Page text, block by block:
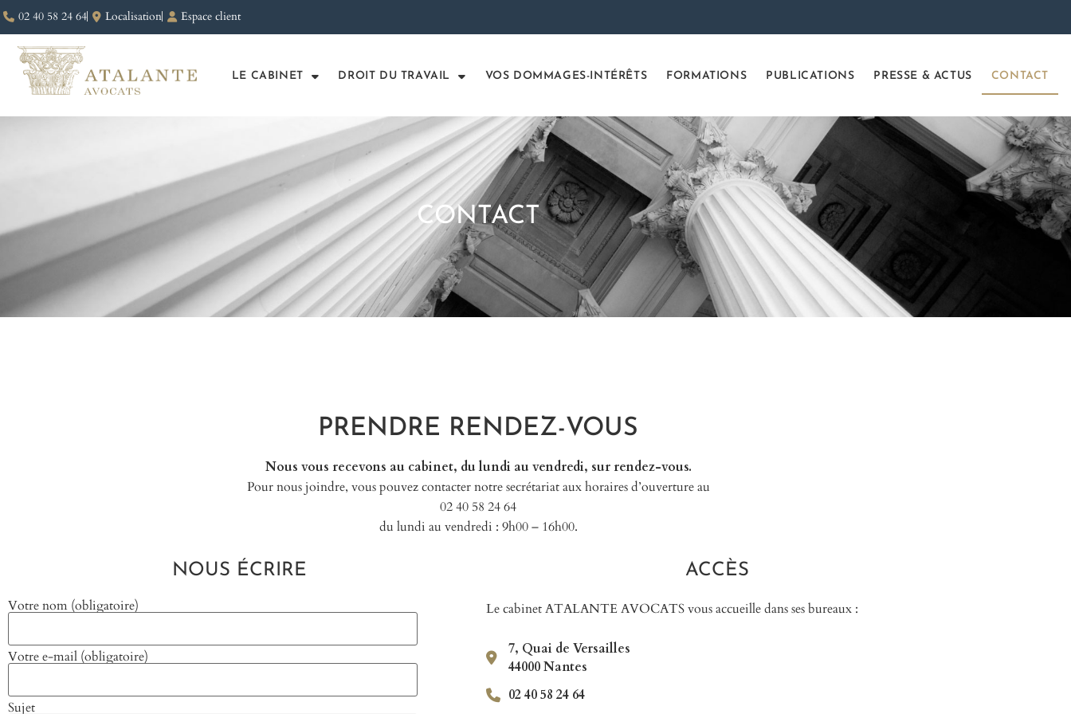
02 40 58 24 64 Localisation Espace client
LE CABINET DROIT DU TRAVAIL VOS DOMMAGES-INTÉRÊTS FORMATIONS PUBLICATIONS PRESSE & ACTUS CONTACT
CONTACT
PRENDRE RENDEZ-VOUS
Nous vous recevons au cabinet, du lundi au vendredi, sur rendez-vous.
Pour nous joindre, vous pouvez contacter notre secrétariat aux horaires d’ouverture au
02 40 58 24 64
du lundi au vendredi : 9h00 – 16h00.
NOUS ÉCRIRE
Votre nom (obligatoire)
Votre e-mail (obligatoire)
Sujet
ACCÈS
Le cabinet ATALANTE AVOCATS vous accueille dans ses bureaux :
7, Quai de Versailles
44000 Nantes
02 40 58 24 64